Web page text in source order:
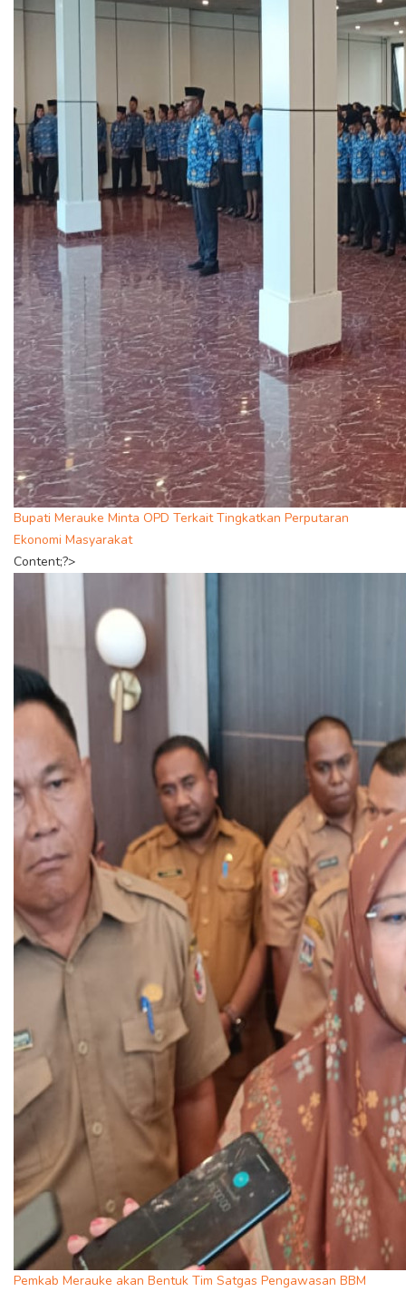
Bupati Merauke Minta OPD Terkait Tingkatkan Perputaran
Ekonomi Masyarakat
Content;?>
Pemkab Merauke akan Bentuk Tim Satgas Pengawasan BBM